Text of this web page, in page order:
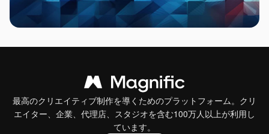
最高のクリエイティブ制作を導くためのプラットフォーム。クリ
エイター、企業、代理店、スタジオを含む100万人以上が利用し
ています。